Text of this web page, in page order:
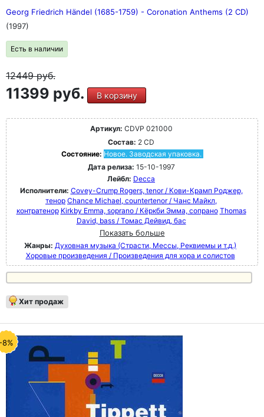
Georg Friedrich Händel (1685-1759) - Coronation Anthems (2 CD)
(1997)
Есть в наличии
12449руб.
11399 руб. В корзину
Артикул: CDVP 021000
Состав: 2 CD
Состояние: Новое. Заводская упаковка.
Дата релиза: 15-10-1997
Лейбл: Decca
Исполнители: Covey-Crump Rogers, tenor / Кови-Крамп Роджер,
тенор Chance Michael, countertenor / Чанс Майкл,
контратенор Kirkby Emma, soprano / Кёркби Эмма, сопрано Thomas
David, bass / Томас Дейвид, бас
Показать больше
Жанры: Духовная музыка (Страсти, Мессы, Реквиемы и т.д.)
Хоровые произведения / Произведения для хора и солистов
Хит продаж
8%